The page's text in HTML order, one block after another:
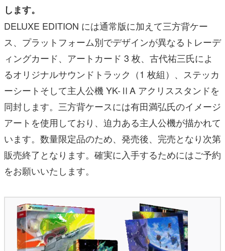
します。
DELUXE EDITION には通常版に加えて三方背ケー
ス、プラットフォーム別でデザインが異なるトレーデ
ィングカード、アートカード 3 枚、古代祐三氏によ
るオリジナルサウンドトラック（1 枚組）、ステッカ
ーシートそして主人公機 YK-ⅡA アクリススタンドを
同封します。三方背ケースには有田満弘氏のイメージ
アートを使用しており、迫力ある主人公機が描かれて
います。数量限定品のため、発売後、完売となり次第
販売終了となります。確実に入手するためにはご予約
をお願いいたします。